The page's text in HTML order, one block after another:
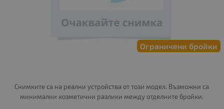
Ограничени бройки
Снимките са на реални устройства от този модел. Възможни са
минимални козметични разлики между отделните бройки.